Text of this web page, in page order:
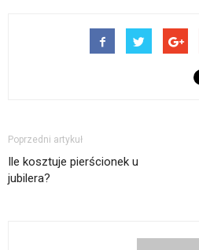
Poprzedni artykuł
Ile kosztuje pierścionek u
jubilera?